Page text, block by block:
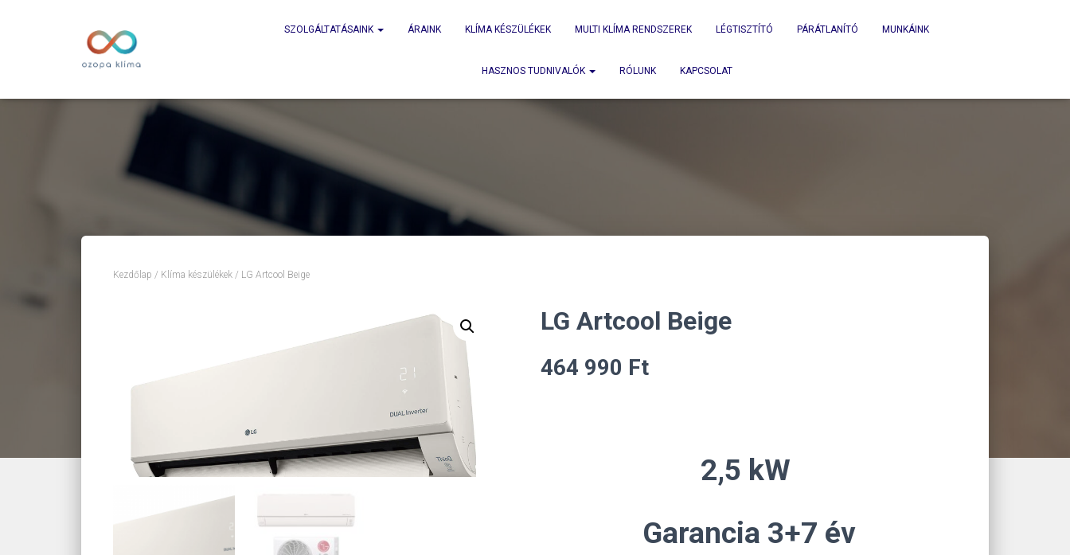
SZOLGÁLTATÁSAINK ÁRAINK KLÍMA KÉSZÜLÉKEK MULTI KLÍMA RENDSZEREK LÉGTISZTÍTÓ PÁRÁTLANÍTÓ MUNKÁINK
HASZNOS TUDNIVALÓK RÓLUNK KAPCSOLAT
Kezdőlap / Klíma készülékek / LG Artcool Beige
LG Artcool Beige
464 990 Ft
2,5 kW
Garancia 3+7 év